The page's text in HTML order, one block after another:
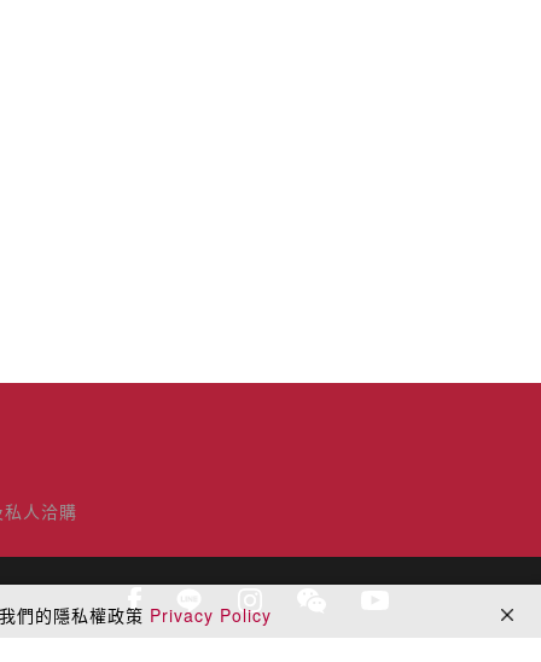
人洽購
們的隱私權政策 Privacy Policy